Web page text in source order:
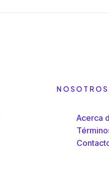
NOSOTROS
Acerca